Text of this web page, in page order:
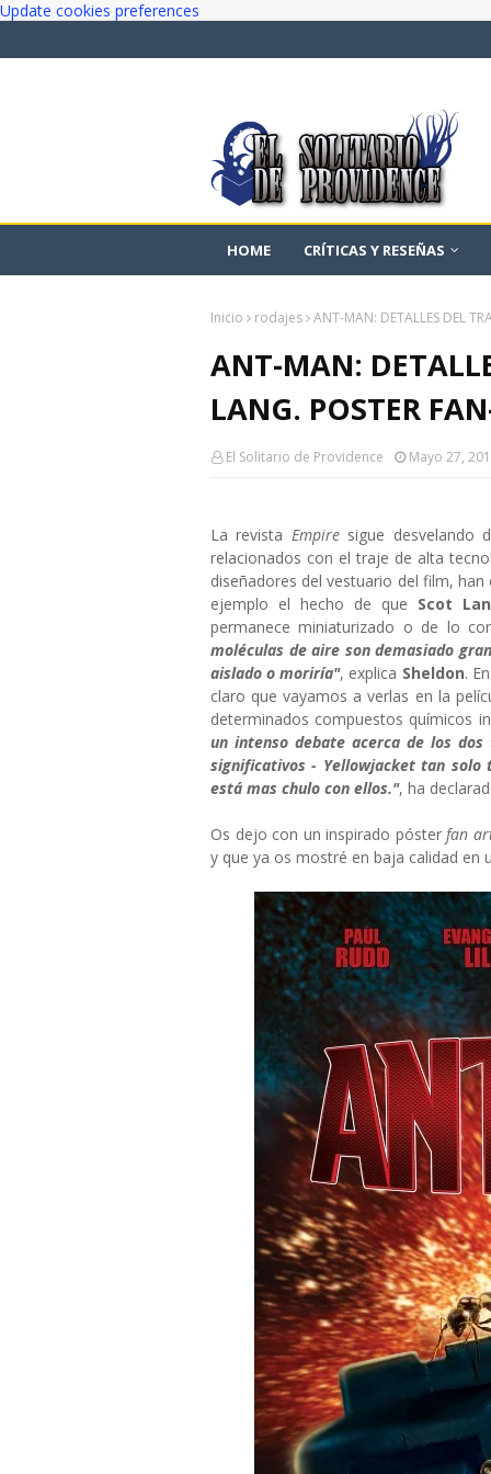
Update cookies preferences
HOME CRÍTICAS Y RESEÑAS
Inicio rodajes ANT-MAN: DETALLES DEL
ANT-MAN:
LANG. POSTER
El Solitario de Providence Mayo 27,
La revista Empire sigue desvelando
relacionados con el traje de alta
diseñadores del vestuario del film,
ejemplo el hecho de que Scot
permanece miniaturizado o de lo
moléculas de aire son demasiado
aislado o moriría", explica Sheldon.
claro que vayamos a verlas en la
determinados compuestos químicos
un intenso debate acerca de los
significativos - Yellowjacket tan
está mas chulo con ellos.", ha
Os dejo con un inspirado pósterfan
y que ya os mostré en baja calidad en